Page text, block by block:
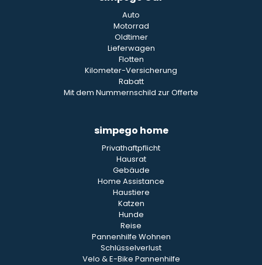
Auto
Motorrad
Oldtimer
Lieferwagen
Flotten
Kilometer-Versicherung
Rabatt
Mit dem Nummernschild zur Offerte
simpego home
Privathaftpflicht
Hausrat
Gebäude
Home Assistance
Haustiere
Katzen
Hunde
Reise
Pannenhilfe Wohnen
Schlüsselverlust
Velo & E-Bike Pannenhilfe